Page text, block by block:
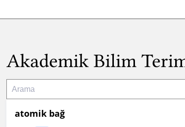
atomik bağ